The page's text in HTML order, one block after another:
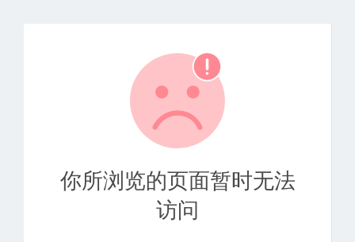
你所浏览的页面暂时无法
访问